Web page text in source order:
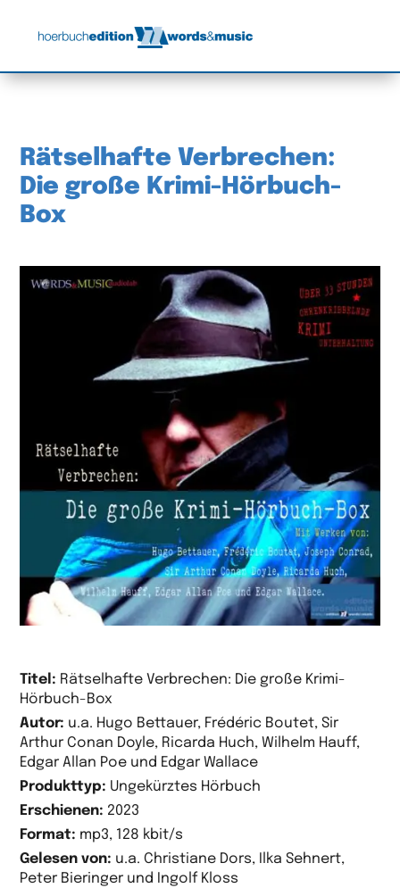
Rätselhafte Verbrechen:
Die große Krimi-Hörbuch-
Box
Titel: Rätselhafte Verbrechen: Die große Krimi-
Hörbuch-Box
Autor: u.a. Hugo Bettauer, Frédéric Boutet, Sir
Arthur Conan Doyle, Ricarda Huch, Wilhelm Hauff,
Edgar Allan Poe und Edgar Wallace
Produkttyp: Ungekürztes Hörbuch
Erschienen: 2023
Format: mp3, 128 kbit/s
Gelesen von: u.a. Christiane Dors, Ilka Sehnert,
Peter Bieringer und Ingolf Kloss